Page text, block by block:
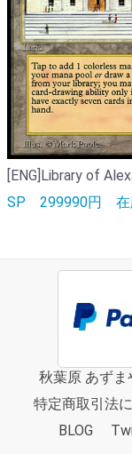
[ENG]Library of
SP 299990円
秋葉原 あずま
特定商取引法
BLOG